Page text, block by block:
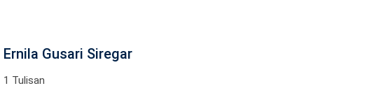
Ernila Gusari Siregar
1 Tulisan